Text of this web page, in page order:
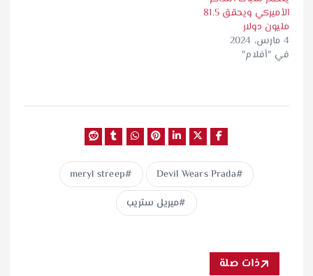
الأميركي ويحقق 81.5
مليون دولار
4 مارس، 2024
في "أفلام"
Devil Wears Prada
meryl streep
ميريل ستريب
ذات صلة